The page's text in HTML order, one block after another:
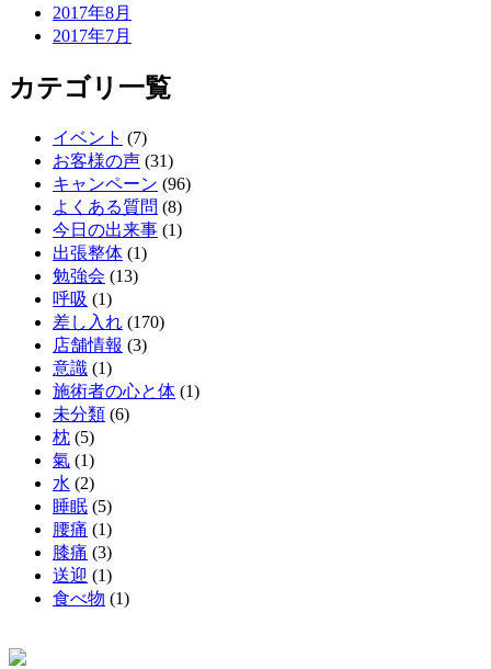
2017年8月
2017年7月
カテゴリ一覧
イベント (7)
お客様の声 (31)
キャンペーン (96)
よくある質問 (8)
今日の出来事 (1)
出張整体 (1)
勉強会 (13)
呼吸 (1)
差し入れ (170)
店舗情報 (3)
意識 (1)
施術者の心と体 (1)
未分類 (6)
枕 (5)
氣 (1)
水 (2)
睡眠 (5)
腰痛 (1)
膝痛 (3)
送迎 (1)
食べ物 (1)